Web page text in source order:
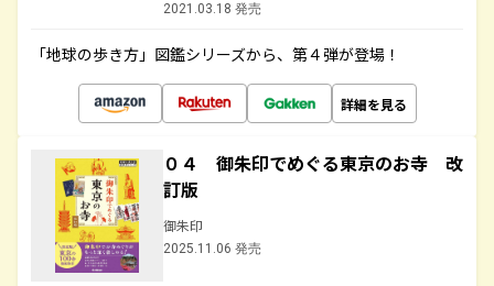
2021.03.18 発売
「地球の歩き方」図鑑シリーズから、第４弾が登場！
詳細を見る
０４ 御朱印でめぐる東京のお寺 改
訂版
御朱印
2025.11.06 発売